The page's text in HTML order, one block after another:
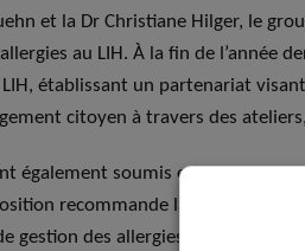
et la Dr Christiane Hilger, le
au LIH. À la fin de l’année
établissant un partenariat
citoyen à travers des
également soumis en avril
recommande la mise en
gestion des allergies. Ce groupe